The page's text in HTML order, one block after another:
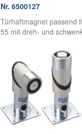
Nr. 6500127
Türhaftmagnet passend
55 mit dreh- und